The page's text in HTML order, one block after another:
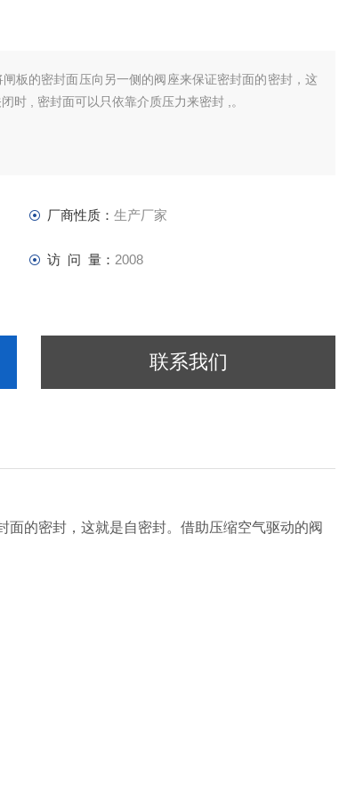
板的密封面压向另一侧的阀座来保证密封面的密封，这
时 , 密封面可以只依靠介质压力来密封 ,。
厂商性质： 生产厂家
访 问 量： 2008
联系我们
的密封，这就是自密封。 借助压缩空气驱动的阀